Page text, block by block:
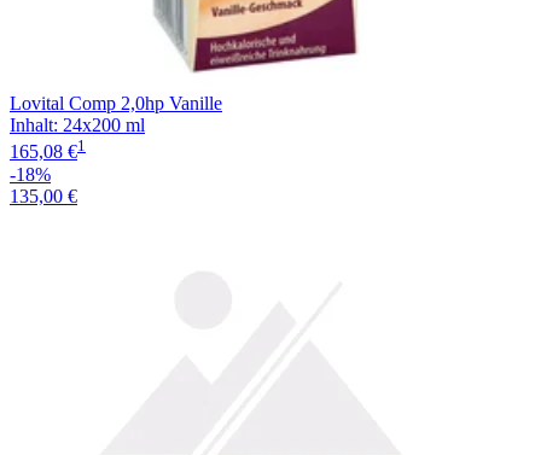
Lovital Comp 2,0hp Vanille
Inhalt: 24x200 ml
165,08 €1
-18%
135,00 €